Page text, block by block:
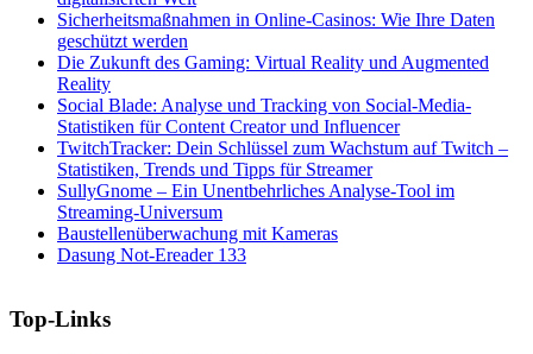
Sicherheitsmaßnahmen in Online-Casinos: Wie Ihre Daten
geschützt werden
Die Zukunft des Gaming: Virtual Reality und Augmented
Reality
Social Blade: Analyse und Tracking von Social-Media-
Statistiken für Content Creator und Influencer
TwitchTracker: Dein Schlüssel zum Wachstum auf Twitch –
Statistiken, Trends und Tipps für Streamer
SullyGnome – Ein Unentbehrliches Analyse-Tool im
Streaming-Universum
Baustellenüberwachung mit Kameras
Dasung Not-Ereader 133
Top-Links